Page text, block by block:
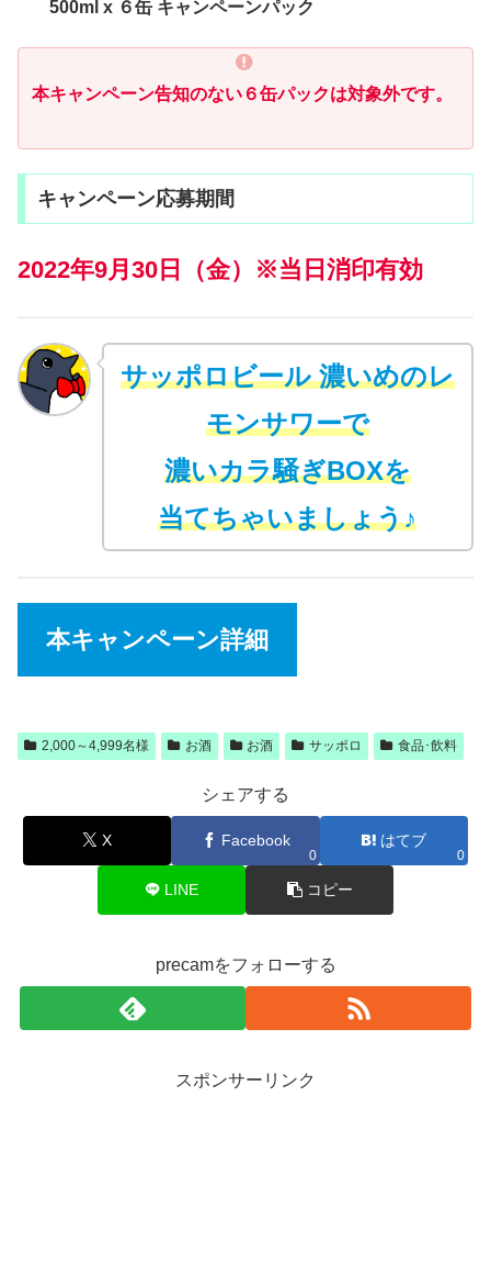
500ml x ６缶 キャンペーンパック
本キャンペーン告知のない６缶パックは対象外です。
キャンペーン応募期間
2022年9月30日（金）※当日消印有効
サッポロビール 濃いめのレ
モンサワーで
濃いカラ騒ぎBOXを
当てちゃいましょう♪
本キャンペーン詳細
2,000～4,999名様 お酒 お酒 サッポロ 食品･飲料
シェアする
X Facebook
0
はてブ
0
LINE コピー
precamをフォローする
スポンサーリンク